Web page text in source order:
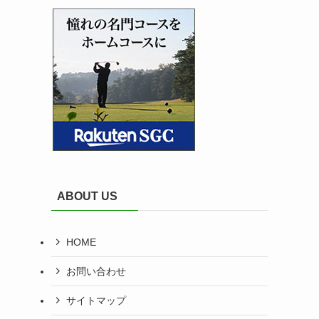
ABOUT US
HOME
お問い合わせ
サイトマップ